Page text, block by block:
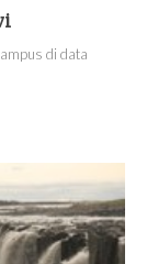
di data